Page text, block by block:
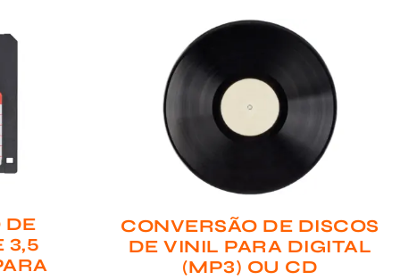
DE
3,5
CONVERSÃO DE DISCOS
DE VINIL PARA DIGITAL
(MP3) OU CD